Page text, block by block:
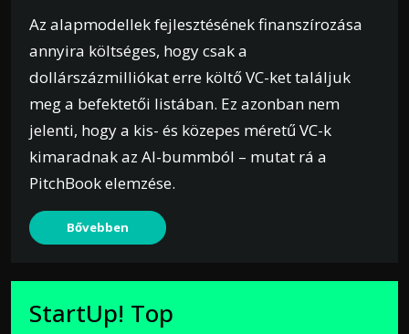
Az alapmodellek fejlesztésének finanszírozása
annyira költséges, hogy csak a
dollárszázmilliókat erre költő VC-ket találjuk
meg a befektetői listában. Ez azonban nem
jelenti, hogy a kis- és közepes méretű VC-k
kimaradnak az AI-bummból – mutat rá a
PitchBook elemzése.
Bővebben
StartUp! Top